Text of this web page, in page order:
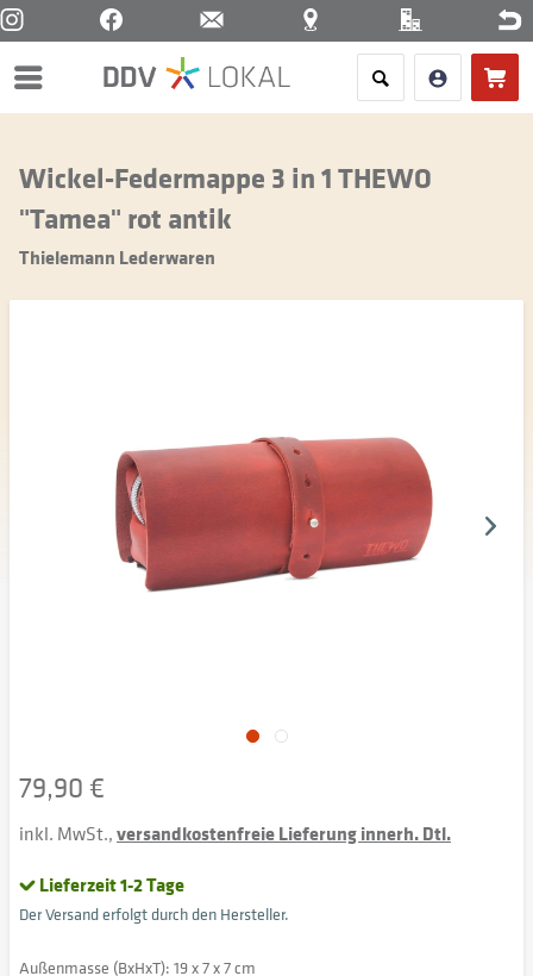
Menü
Wickel-Federmappe 3 in 1 THEWO
"Tamea" rot antik
Thielemann Lederwaren
79,90 €
inkl. MwSt.,versandkostenfreie Lieferung innerh. Dtl.
Lieferzeit 1-2 Tage
Der Versand erfolgt durch den Hersteller.
Außenmasse (BxHxT): 19 x 7 x 7 cm